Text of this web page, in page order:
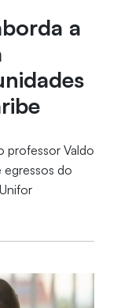
a
professor Valdo
egressos do